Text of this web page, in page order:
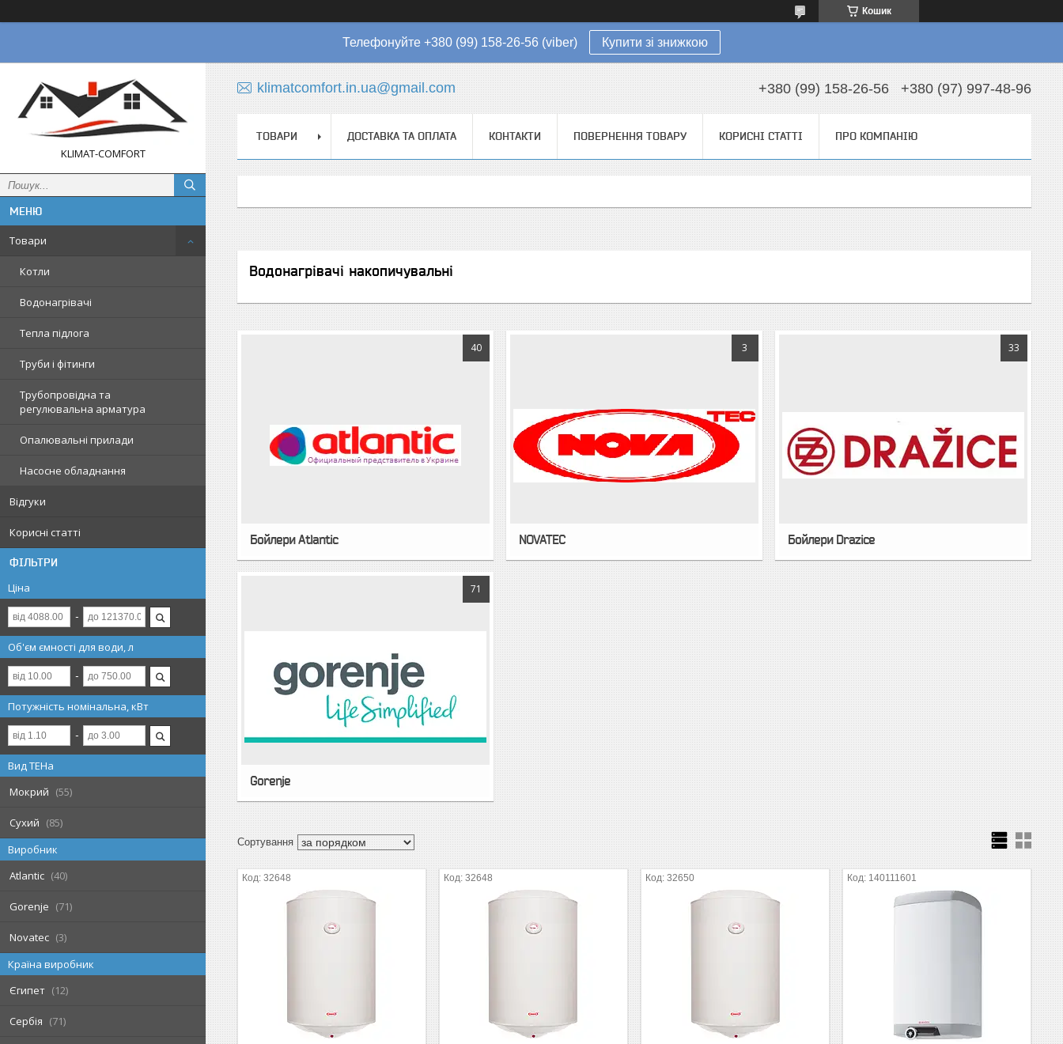
Кошик
Телефонуйте +380 (99) 158-26-56 (viber) Купити зі знижкою
KLIMAT-COMFORT
Товари
Котли
Водонагрівачі
Тепла підлога
Труби і фітинги
Трубопровідна та
регулювальна арматура
Опалювальні прилади
Насосне обладнання
Відгуки
Корисні статті
ФІЛЬТРИ
Ціна
Об'єм ємності для води, л
Потужність номінальна, кВт
Вид ТЕНа
Мокрий
55
Сухий
85
Виробник
Atlantic
40
Gorenje 71
Novatec
3
Країна виробник
Єгипет
12
Сербія 71
klimatcomfort.in.ua@gmail.com +380 (99) 158-26-56 +380 (97) 997-48-96
ТОВАРИ ДОСТАВКА ТА ОПЛАТА КОНТАКТИ ПОВЕРНЕННЯ ТОВАРУ КОРИСНІ СТАТТІ ПРО КОМПАНІЮ
Водонагрівачі накопичувальні
40
Бойлери Atlantic
3
NOVATEC
33
Бойлери Drazice
71
Gorenje
32648 32648 32650 140111601